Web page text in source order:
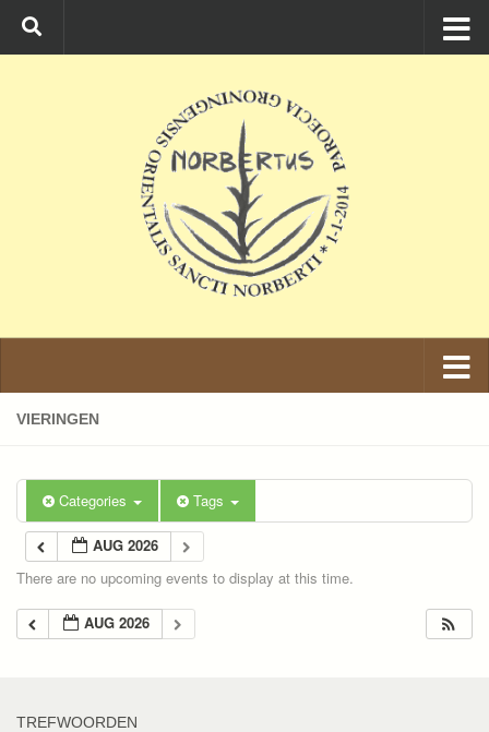
Ga naar de inhoud
VIERINGEN
Categories Tags
AUG 2026
There are no upcoming events to display at this time.
AUG 2026
TREFWOORDEN